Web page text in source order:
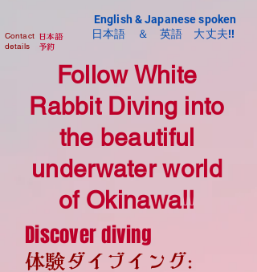
体験ダイビン
Fun diving
FUN ダイビ
Contact
details
​日本語
予約
English & Japanese spoken
日本語 ＆ 英語 大丈夫!!
Follow White
Rabbit Diving into
the beautiful
underwater world
of Okinawa!!
Discover diving
体験ダイブイング: